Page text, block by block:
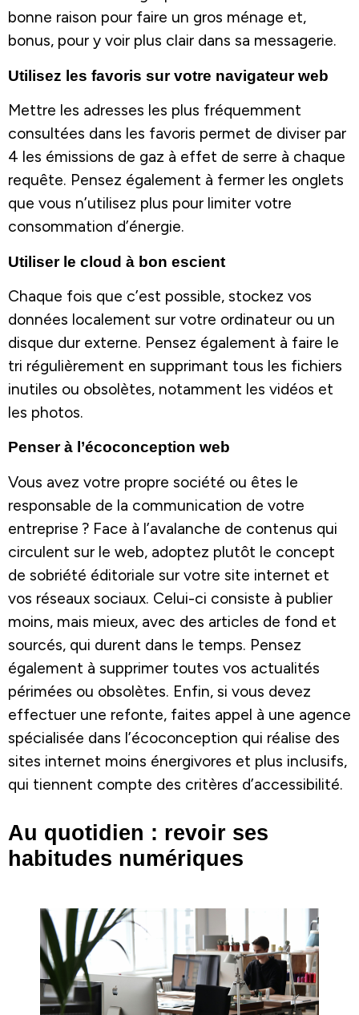
bonne raison pour faire un gros ménage et,
bonus, pour y voir plus clair dans sa messagerie.
Utilisez les favoris sur votre navigateur web
Mettre les adresses les plus fréquemment
consultées dans les favoris permet de diviser par
4 les émissions de gaz à effet de serre à chaque
requête. Pensez également à fermer les onglets
que vous n’utilisez plus pour limiter votre
consommation d’énergie.
Utiliser le cloud à bon escient
Chaque fois que c’est possible, stockez vos
données localement sur votre ordinateur ou un
disque dur externe. Pensez également à faire le
tri régulièrement en supprimant tous les fichiers
inutiles ou obsolètes, notamment les vidéos et
les photos.
Penser à l’écoconception web
Vous avez votre propre société ou êtes le
responsable de la communication de votre
entreprise ? Face à l’avalanche de contenus qui
circulent sur le web, adoptez plutôt le concept
de sobriété éditoriale sur votre site internet et
vos réseaux sociaux. Celui-ci consiste à publier
moins, mais mieux, avec des articles de fond et
sourcés, qui durent dans le temps. Pensez
également à supprimer toutes vos actualités
périmées ou obsolètes. Enfin, si vous devez
effectuer une refonte, faites appel à une agence
spécialisée dans l’écoconception qui réalise des
sites internet moins énergivores et plus inclusifs,
qui tiennent compte des critères d’accessibilité.
Au quotidien : revoir ses
habitudes numériques